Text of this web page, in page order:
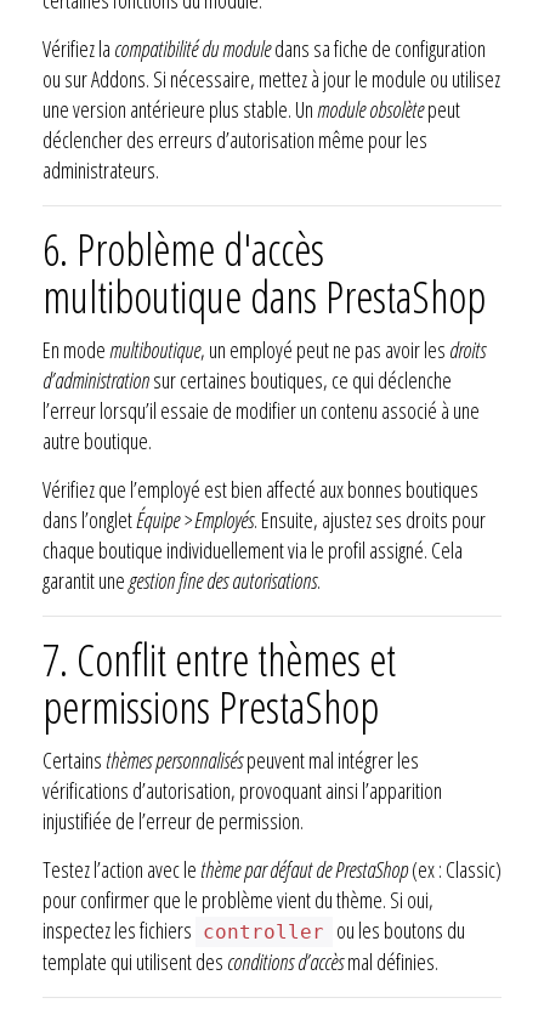
Vérifiez la compatibilité du moduledans sa fiche de configuration
ou sur Addons. Si nécessaire, mettez à jour le module ou utilisez
une version antérieure plus stable. Un module obsolètepeut
déclencher des erreurs d’autorisation même pour les
administrateurs.
6. Problème d'accès
multiboutique dans PrestaShop
En mode multiboutique, un employé peut ne pas avoir les droits
d’administrationsur certaines boutiques, ce qui déclenche
l’erreur lorsqu’il essaie de modifier un contenu associé à une
autre boutique.
Vérifiez que l’employé est bien affecté aux bonnes boutiques
dans l’ongletÉquipe > Employés. Ensuite, ajustez ses droits pour
chaque boutique individuellement via le profil assigné. Cela
garantit une gestion fine des autorisations.
7. Conflit entre thèmes et
permissions PrestaShop
Certainsthèmes personnaliséspeuvent mal intégrer les
vérifications d’autorisation, provoquant ainsi l’apparition
injustifiée de l’erreur de permission.
Testez l’action avec lethème par défaut de PrestaShop(ex : Classic)
pour confirmer que le problème vient du thème. Si oui,
inspectez les fichiers controller
ou les boutons du
template qui utilisent des conditions d’accèsmal définies.